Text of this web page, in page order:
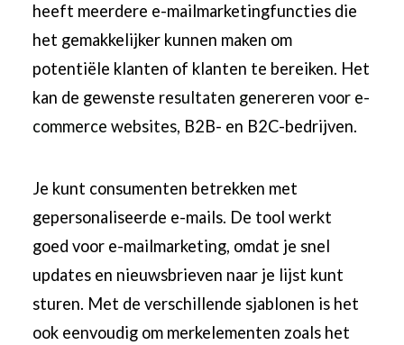
heeft meerdere e-mailmarketingfuncties die
het gemakkelijker kunnen maken om
potentiële klanten of klanten te bereiken. Het
kan de gewenste resultaten genereren voor e-
commerce websites, B2B- en B2C-bedrijven.
Je kunt consumenten betrekken met
gepersonaliseerde e-mails. De tool werkt
goed voor e-mailmarketing, omdat je snel
updates en nieuwsbrieven naar je lijst kunt
sturen. Met de verschillende sjablonen is het
ook eenvoudig om merkelementen zoals het